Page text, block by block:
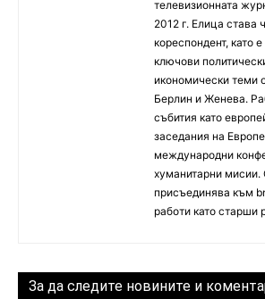
телевизионната
2012 г. Елица става
кореспондент, като
ключови
икономически теми
Берлин и Женева.
събития като
заседания на
международни
хуманитарни мисии.
присъединява към
работи като старши
За да следите новините и